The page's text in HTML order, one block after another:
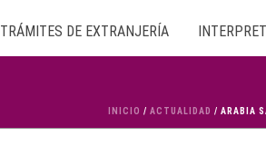
TRÁMITES DE EXTRANJERÍA
INICIO / ACTUALIDAD / ARABIA